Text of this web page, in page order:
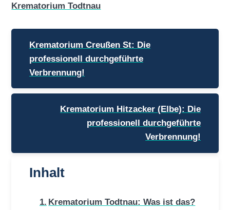
Krematorium Todtnau
Beitragsnavigation
Krematorium Creußen St: Die
professionell durchgeführte
Verbrennung!
Krematorium Hitzacker (Elbe): Die
professionell durchgeführte
Verbrennung!
Inhalt
Krematorium Todtnau: Was ist das?